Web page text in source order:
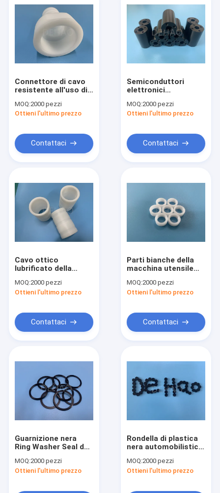
Chi siamo
Contattaci
PTFE i pezzi meccanici
Connettore di cavo
resistente all'uso di
Copolymer
Submarine Optical
MOQ:2000 pezzi
Ottieni l'ultimo prezzo
Contattaci
Semiconduttori
elettronici
elettronica rotonda
di plastica del
RoHS
MOQ:2000 pezzi
Ottieni l'ultimo prezzo
Contattaci
Cavo ottico
lubrificato della
POM Acetal
Copolymer delle parti
MOQ:2000 pezzi
Ottieni l'ultimo prezzo
Contattaci
Parti bianche della
macchina utensile
Acetal Plastic Ring
Washer
MOQ:2000 pezzi
Ottieni l'ultimo prezzo
Contattaci
Guarnizione nera
Ring Washer Seal del
scorrevole di POM
Acetal Copolymer
MOQ:2000 pezzi
Ottieni l'ultimo prezzo
Rondella di plastica
nera automobilistica
Parts
MOQ:2000 pezzi
Ottieni l'ultimo prezzo